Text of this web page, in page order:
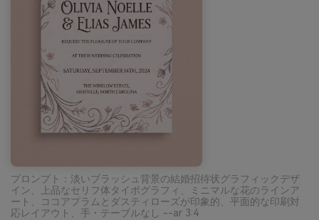
プロンプト：淡いブラッシュ背景の結婚招待状グラフィックデザ
イン、上品なセリフ体タイポグラフィ、ミニマルな花のラインア
ート、ココアプラムとダスティローズが印象的、平面的な印刷対
応レイアウト、手・テーブルなし --ar 3:4